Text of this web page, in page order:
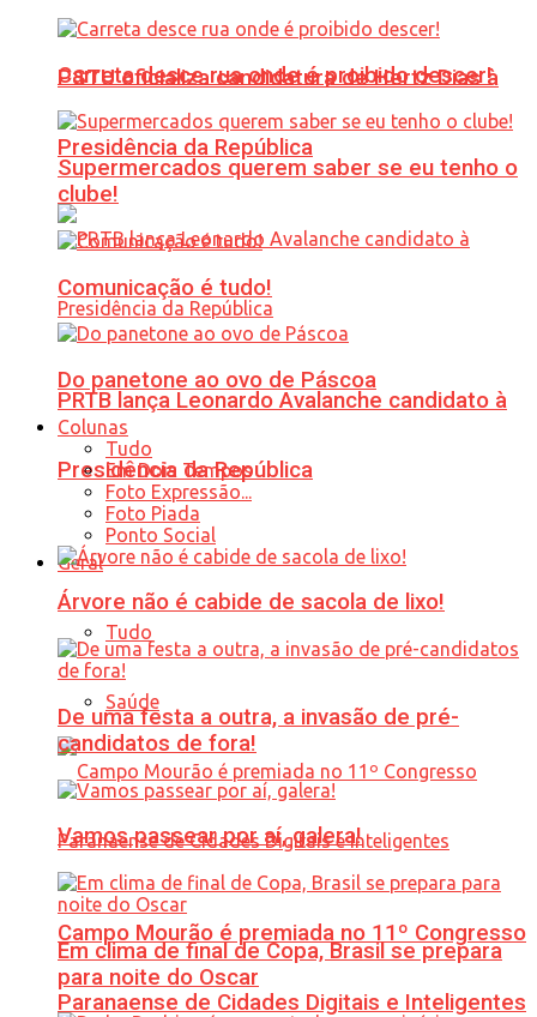
PSTU oficializa candidatura de Hertz Dias à
Presidência da República
PRTB lança Leonardo Avalanche candidato à
Presidência da República
Geral
Tudo
Saúde
Campo Mourão é premiada no 11º Congresso
Paranaense de Cidades Digitais e Inteligentes
Carreta desce rua onde é proibido descer!
Supermercados querem saber se eu tenho o
clube!
Comunicação é tudo!
Do panetone ao ovo de Páscoa
Colunas
Tudo
Em Dois Tempos
Foto Expressão...
Foto Piada
Ponto Social
Árvore não é cabide de sacola de lixo!
De uma festa a outra, a invasão de pré-
candidatos de fora!
Vamos passear por aí, galera!
Em clima de final de Copa, Brasil se prepara
para noite do Oscar